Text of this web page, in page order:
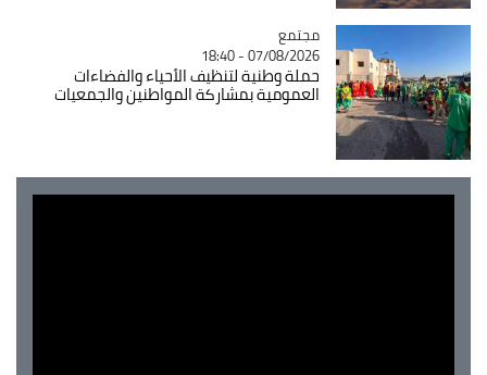
Catégorie
مجتمع
07/08/2026 - 18:40
حملة وطنية لتنظيف الأحياء والفضاءات
العمومية بمشاركة المواطنين والجمعيات